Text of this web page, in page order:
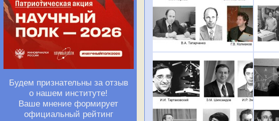
Будем признательны за отзыв
о нашем институте!
Ваше мнение формирует
официальный рейтинг